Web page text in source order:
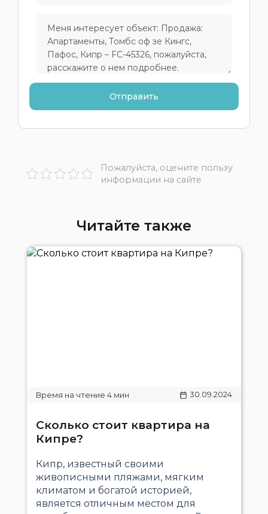
Пожалуйста, оцените пользу
информации на сайте
Читайте также
30.09.2024
Сколько стоит квартира на
Кипре?
Кипр, известный своими
живописными пляжами, мягким
климатом и богатой историей,
является отличным местом для